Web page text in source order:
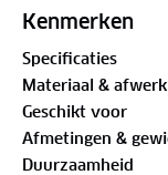
sluiting zitten ze
Het voetbed is
speciale textuur.
lucht rond je
bospad loopt of
Kenmerken
Specificaties
Materiaal &
Geschikt voor
Afmetingen &
Duurzaamheid